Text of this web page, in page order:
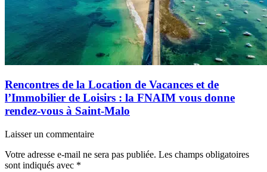
Rencontres de la Location de Vacances et de
l’Immobilier de Loisirs : la FNAIM vous donne
rendez-vous à Saint-Malo
Laisser un commentaire
Votre adresse e-mail ne sera pas publiée. Les champs obligatoires
sont indiqués avec *